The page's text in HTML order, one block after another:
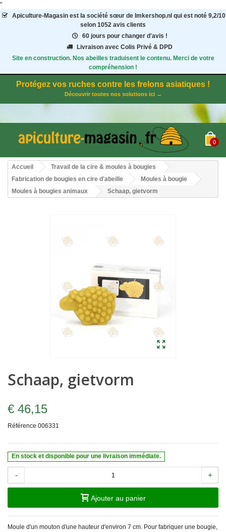
"
Apiculture-Magasinest la société sœur de Imkershop.nl qui est noté 9,2/10
selon 1052 avis clients
60 jours pour changer d'avis !
Livraison avec Colis Privé & DPD
Site en construction. Nos abeilles traduisent le contenu. Merci de votre
compréhension !
Protégez vos ruches contre les frelons asiatiques !
Découvrir toutes nos solutions ici →
0
Accueil
Travail de la cire & moules à bougies
Fabrication de bougies en cire d'abeille
Moules à bougie
Moules à bougies animaux
Schaap, gietvorm
Schaap, gietvorm
€ 46,15
Référence 006331
En stock et disponible pour une livraison immédiate.
- +
Ajouter au panier
Moule d'un mouton d'une hauteur d'environ 7 cm. Pour fabriquer une bougie,